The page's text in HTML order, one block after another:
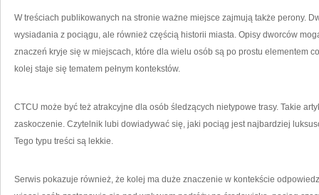
W treściach publikowanych na stronie ważne miejsce zajmują także perony.
wysiadania z pociągu, ale również częścią historii miasta. Opisy dworców
znaczeń kryje się w miejscach, które dla wielu osób są po prostu elementem
kolej staje się tematem pełnym kontekstów.
CTCU może być też atrakcyjne dla osób śledzących nietypowe trasy. Takie
zaskoczenie. Czytelnik lubi dowiadywać się, jaki pociąg jest najbardziej
Tego typu treści są lekkie.
Serwis pokazuje również, że kolej ma duże znaczenie w kontekście